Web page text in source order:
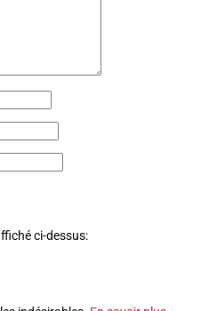
ci-dessus: